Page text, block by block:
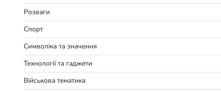
Розваги
Спорт
Символіка та значення
Технології та гаджети
Військова тематика